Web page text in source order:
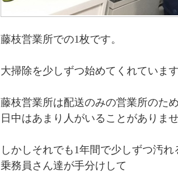
藤枝営業所での1枚です。
大掃除を少しずつ始めてくれていま
藤枝営業所は配送のみの営業所のた
日中はあまり人がいることがありま
しかしそれでも1年間で少しずつ汚れ
乗務員さん達が手分けして